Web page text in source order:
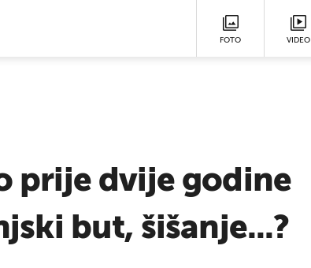
FOTO VIDEO
prije dvije godine
but, šišanje...?